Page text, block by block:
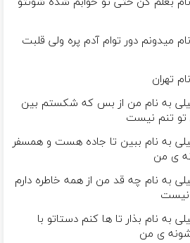
میدونم دور توام آدم پره ولی قلبت
تهران
به نام من از بس كه شكستم بین
تو تنم نیست
به نام ببین تا جاده هست و همسفر
ی من
به نام چه قد من از همه خاطره دارم
نیست
به نام بذار تا ها كنم دستاتو با
ى من